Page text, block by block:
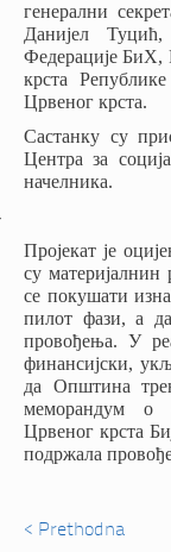
генерални
Данијел
Федерације БиХ,
крста
Црвеног крста.
Састанку су
Центра за
начелника.
Пројекат је
су материјалнин
се покушати
пилот фази, а
провођења. У
финансијски,
да Општина
меморандум о
Црвеног крста
подржала
< Prethodna